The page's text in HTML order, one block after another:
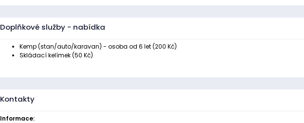
Doplňkové služby - nabídka
Kemp (stan/auto/karavan) - osoba od 6 let (200 Kč)
Skládací kelímek (50 Kč)
Kontakty
Informace: